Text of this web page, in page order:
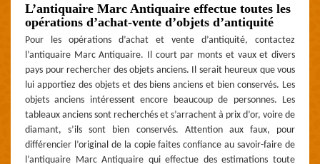
L’antiquaire Marc Antiquaire effectue toutes les
opérations d’achat-vente d’objets d’antiquité
Pour les opérations d’achat et vente d’antiquité, contactez
l’antiquaire Marc Antiquaire. Il court par monts et vaux et divers
pays pour rechercher des objets anciens. Il serait heureux que vous
lui apportiez des objets et des biens anciens et bien conservés. Les
objets anciens intéressent encore beaucoup de personnes. Les
tableaux anciens sont recherchés et s’arrachent à prix d’or, voire de
diamant, s’ils sont bien conservés. Attention aux faux, pour
différencier l’original de la copie faites confiance au savoir-faire de
l’antiquaire Marc Antiquaire qui effectue des estimations toute